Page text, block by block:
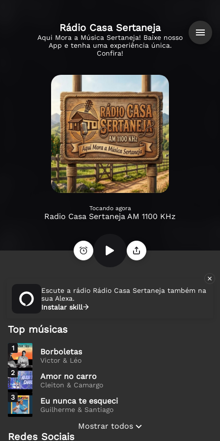
Rádio Casa Sertaneja
Aqui Mora a Música Sertaneja! Baixe nosso
App e tenha uma experiência única.
Confira!
Tocando agora
Radio Casa Sertaneja AM 1100 KHz
Escute a rádio Rádio Casa Sertaneja também na
sua Alexa.
Instalar skill
Top músicas
1 Borboletas
Victor & Léo
2
Amor no carro
Cleiton & Camargo
3
Eu nunca te esqueci
Guilherme & Santiago
Mostrar todos
Redes Sociais